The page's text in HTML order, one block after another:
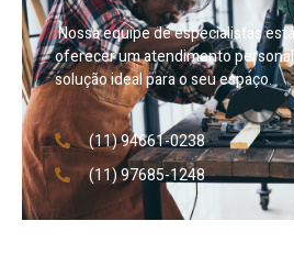
Nossa equipe de especialistas
oferecer um atendimento
solução ideal para o seu espaço.
(11) 94661-0238
(11) 97685-1248